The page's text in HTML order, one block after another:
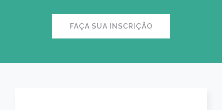
FAÇA SUA INSCRIÇÃO